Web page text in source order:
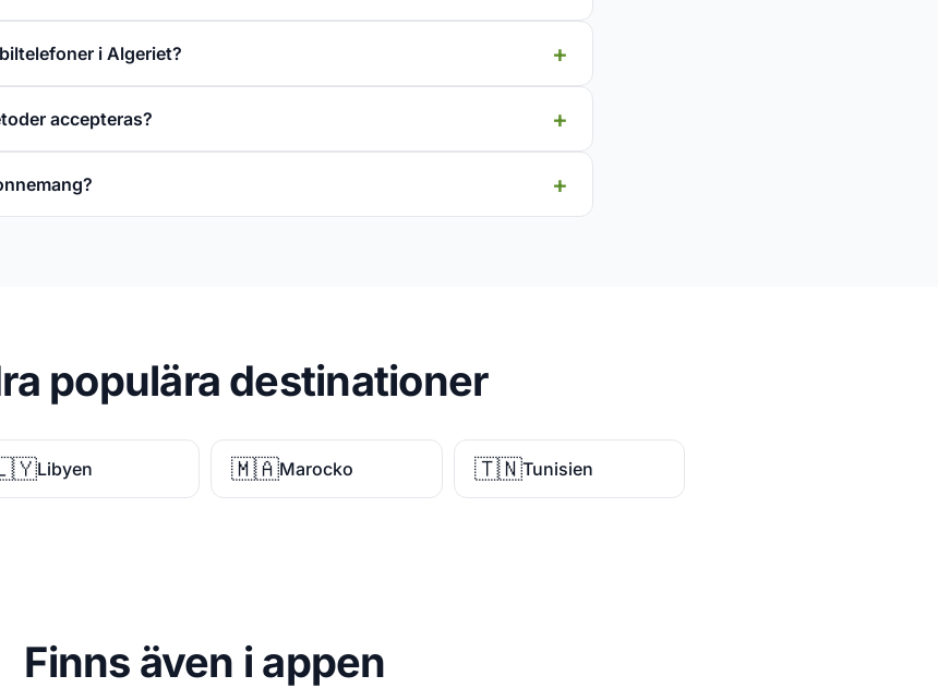
i Algeriet?
accepteras?
populära destinationer
Libyen 🇲🇦Marocko 🇹🇳Tunisien
Finns även i appen